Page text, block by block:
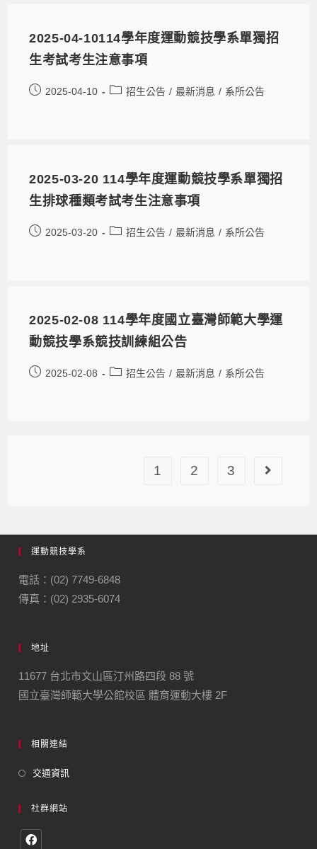
2025-04-10114學年度運動競技學系單獨招
生考試考生注意事項
2025-04-10 招生公告 / 最新消息 / 系所公告
2025-03-20 114學年度運動競技學系單獨招
生排球種類考試考生注意事項
2025-03-20 招生公告 / 最新消息 / 系所公告
2025-02-08 114學年度國立臺灣師範大學運
動競技學系競技訓練組公告
2025-02-08 招生公告 / 最新消息 / 系所公告
1 2 3
運動競技學系
電話：(02) 7749-6848
傳真：(02) 2935-6074
地址
11677 台北市文山區汀州路四段 88 號
國立臺灣師範大學公館校區 體育運動大樓 2F
相關連結
交通資訊
社群網站